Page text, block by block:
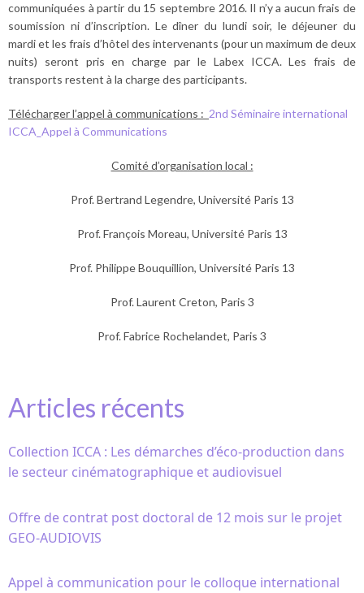
communiquées à partir du 15 septembre 2016. Il n’y a aucun frais de
soumission ni d’inscription. Le dîner du lundi soir, le déjeuner du
mardi et les frais d’hôtel des intervenants (pour un maximum de deux
nuits) seront pris en charge par le Labex ICCA. Les frais de
transports restent à la charge des participants.
Télécharger l’appel à communications : 2nd Séminaire international
ICCA_Appel à Communications
Comité d’organisation local :
Prof. Bertrand Legendre, Université Paris 13
Prof. François Moreau, Université Paris 13
Prof. Philippe Bouquillion, Université Paris 13
Prof. Laurent Creton, Paris 3
Prof. Fabrice Rochelandet, Paris 3
Articles récents
Collection ICCA : Les démarches d’éco-production dans
le secteur cinématographique et audiovisuel
Offre de contrat post doctoral de 12 mois sur le projet
GEO-AUDIOVIS
Appel à communication pour le colloque international